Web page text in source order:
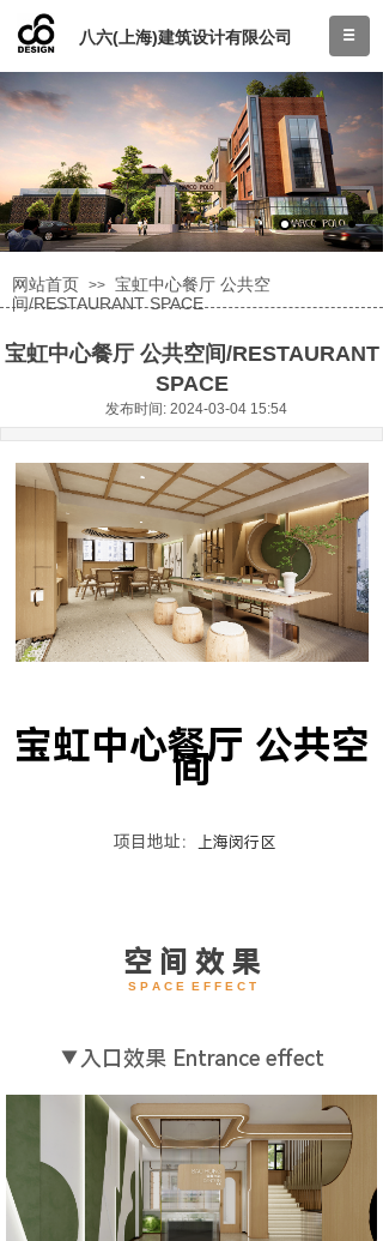
网站首页 >> 宝虹中心餐厅 公共空
间/RESTAURANT SPACE
宝虹中心餐厅 公共空间/RESTAURANT
SPACE
发布时间: 2024-03-04 15:54
宝虹中心餐厅 公共空
间
项目地址： 上海闵行区
空 间 效 果
S P A C E E F F E C T
▼入口效果 Entrance effect
八六(上海)建筑设计有限公司